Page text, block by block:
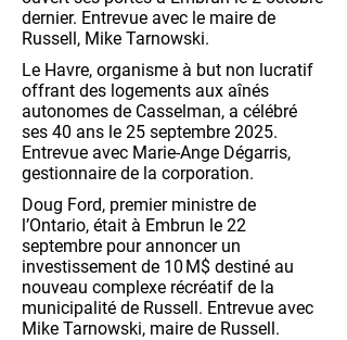
dernier. Entrevue avec le maire de
Russell, Mike Tarnowski.
Le Havre, organisme à but non lucratif
offrant des logements aux aînés
autonomes de Casselman, a célébré
ses 40 ans le 25 septembre 2025.
Entrevue avec Marie-Ange Dégarris,
gestionnaire de la corporation.
Doug Ford, premier ministre de
l’Ontario, était à Embrun le 22
septembre pour annoncer un
investissement de 10 M$ destiné au
nouveau complexe récréatif de la
municipalité de Russell. Entrevue avec
Mike Tarnowski, maire de Russell.